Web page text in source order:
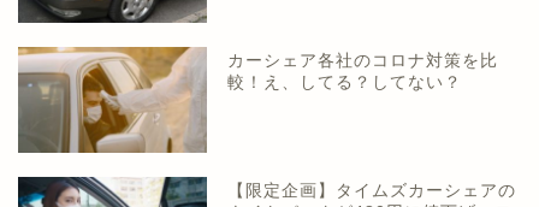
カーシェア各社のコロナ対策を比
較！え、してる？してない？
【限定企画】タイムズカーシェアの